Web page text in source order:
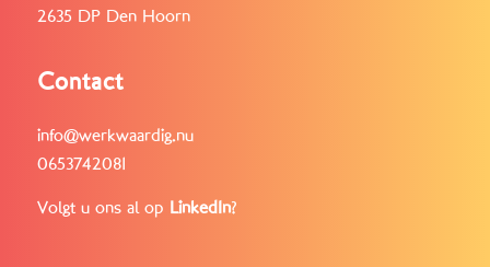
2635 DP Den Hoorn
Contact
info@werkwaardig.nu
0653742081
Volgt u ons al op LinkedIn?